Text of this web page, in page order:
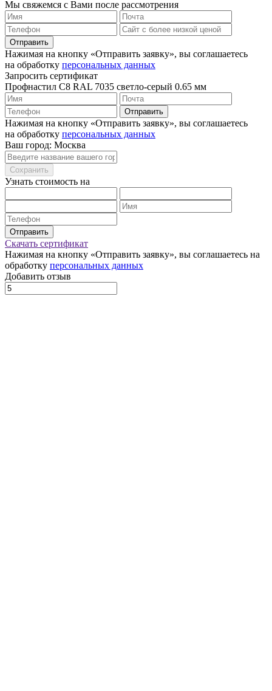
Мы свяжемся с Вами после рассмотрения
Отправить
Нажимая на кнопку «Отправить заявку», вы соглашаетесь
на обработку персональных данных
Запросить сертификат
Профнастил С8 RAL 7035 светло-серый 0.65 мм
Отправить
Нажимая на кнопку «Отправить заявку», вы соглашаетесь
на обработку персональных данных
Ваш город: Москва
Сохранить
Узнать стоимость на
Отправить
Скачать сертификат
Нажимая на кнопку «Отправить заявку», вы соглашаетесь на
обработку персональных данных
Добавить отзыв